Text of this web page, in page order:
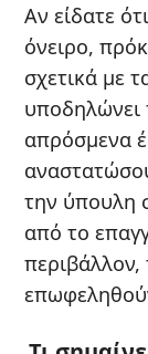
Αν είδατε
όνειρο,
σχετικά με
υποδηλώνει
απρόσμενα
την ύπουλη
από το